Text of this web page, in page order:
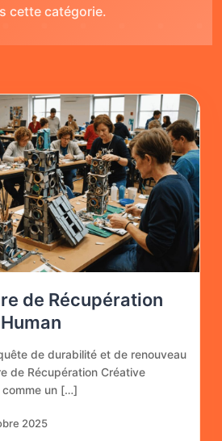
cette catégorie.
de Récupération
de durabilité et de renouveau
de Récupération Créative
comme un […]
2025